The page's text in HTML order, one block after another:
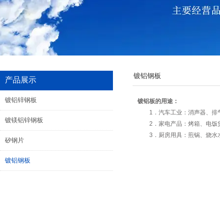
镀铝钢板
产品展示
镀铝锌钢板
镀镁铝锌钢板
矽钢片
镀铝钢板
镀铝板的用途：
1．汽车工业：消声器、排
2．家电产品：烤箱、电饭
3．厨房用具：煎锅、烧水